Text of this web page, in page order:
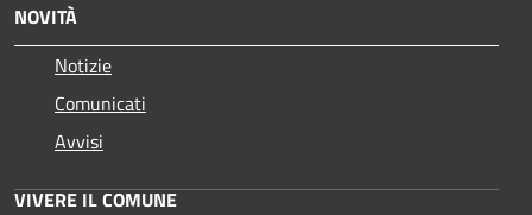
NOVITÀ
Notizie
Comunicati
Avvisi
VIVERE IL COMUNE